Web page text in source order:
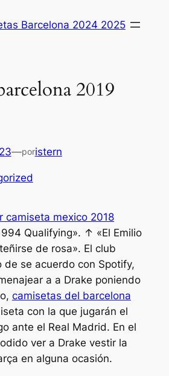
Barcelona 2024 2025
2019
—poristern
Qualifying». ↑ «El Emilio
de rosa». El club
de se acuerdo con Spotify,
a a Drake poniendo
camisetas del barcelona
con la que jugarán el
ante el Real Madrid. En el
ver a Drake vestir la
en alguna ocasión.